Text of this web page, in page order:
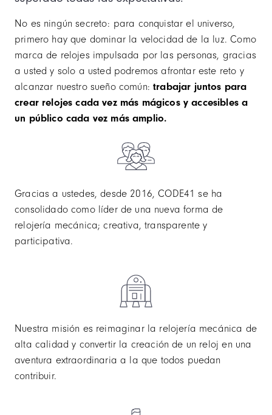
No es ningún secreto: para conquistar el universo,
primero hay que dominar la velocidad de la luz. Como
marca de relojes impulsada por las personas, gracias
a usted y solo a usted podremos afrontar este reto y
alcanzar nuestro sueño común:trabajar juntos para
crear relojes cada vez más mágicos y accesibles a
un público cada vez más amplio.
Gracias a ustedes, desde 2016, CODE41 se ha
consolidado como líder de una nueva forma de
relojería mecánica; creativa, transparente y
participativa.
Nuestra misión es reimaginar la relojería mecánica de
alta calidad y convertir la creación de un reloj en una
aventura extraordinaria a la que todos puedan
contribuir.